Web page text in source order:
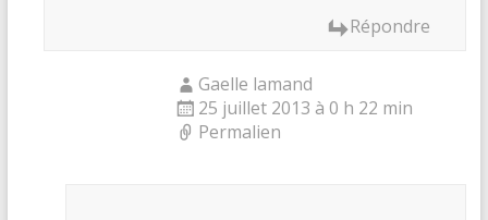
Répondre
Gaelle lamand
25 juillet 2013 à 0 h 22 min
Permalien